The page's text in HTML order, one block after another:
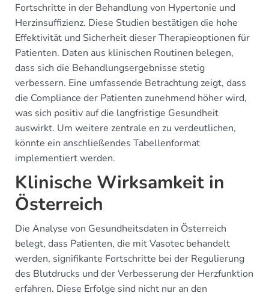
Fortschritte in der Behandlung von Hypertonie und
Herzinsuffizienz. Diese Studien bestätigen die hohe
Effektivität und Sicherheit dieser Therapieoptionen für
Patienten. Daten aus klinischen Routinen belegen,
dass sich die Behandlungsergebnisse stetig
verbessern. Eine umfassende Betrachtung zeigt, dass
die Compliance der Patienten zunehmend höher wird,
was sich positiv auf die langfristige Gesundheit
auswirkt. Um weitere zentrale en zu verdeutlichen,
könnte ein anschließendes Tabellenformat
implementiert werden.
Klinische Wirksamkeit in
Österreich
Die Analyse von Gesundheitsdaten in Österreich
belegt, dass Patienten, die mit Vasotec behandelt
werden, signifikante Fortschritte bei der Regulierung
des Blutdrucks und der Verbesserung der Herzfunktion
erfahren. Diese Erfolge sind nicht nur an den